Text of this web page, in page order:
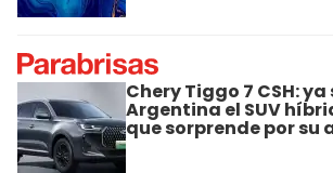
Chery Tiggo 7 CSH:
Argentina el SUV
que sorprende por su